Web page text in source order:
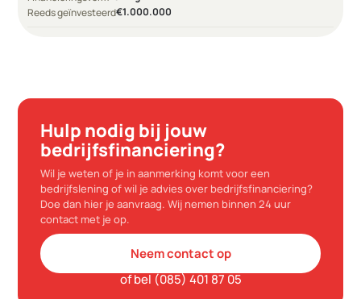
Reeds geïnvesteerd€1.000.000
Hulp nodig bij jouw
bedrijfsfinanciering?
Wil je weten of je in aanmerking komt voor een
bedrijfslening of wil je advies over bedrijfsfinanciering?
Doe dan hier je aanvraag. Wij nemen binnen 24 uur
contact met je op.
Neem contact op
of bel (085) 401 87 05